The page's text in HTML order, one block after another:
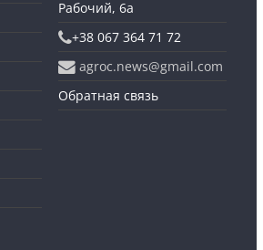
Рабочий, 6а
+38 067 364 71 72
agroc.news@gmail.com
Обратная связь